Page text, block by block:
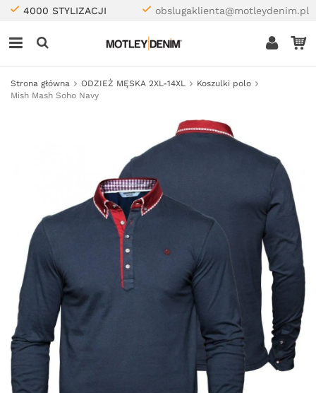
4000 STYLIZACJI obslugaklienta@motleydenim.pl
Strona główna ODZIEŻ MĘSKA 2XL-14XL
Koszulki polo
Mish Mash Soho Navy